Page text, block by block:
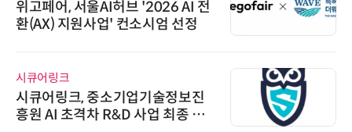
위고페어, 서울AI허브 '2026 AI 전
환(AX) 지원사업' 컨소시엄 선정
시큐어링크
시큐어링크, 중소기업기술정보진
흥원 AI 초격차 R&D 사업 최종 선